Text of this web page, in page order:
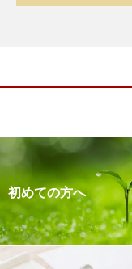
初めての方へ